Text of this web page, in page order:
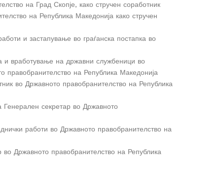
на Град Скопје, како стручен соработник
на Република Македонија како стручен
и застапување во граѓанска постапка во
и вработување на државни службеници во
правобранителство на Република Македонија
во Државното правобранителство на Република
секретар во Државното
работи во Државното правобранителство на
Државното правобранителство на Република